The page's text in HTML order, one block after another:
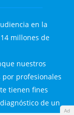
Ad
en la
millones de
nuestros
por profesionales
tienen fines
de un